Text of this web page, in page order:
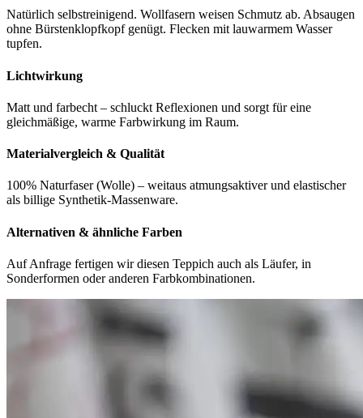
Natürlich selbstreinigend. Wollfasern weisen Schmutz ab. Absaugen
ohne Bürstenklopfkopf genügt. Flecken mit lauwarmem Wasser
tupfen.
Lichtwirkung
Matt und farbecht – schluckt Reflexionen und sorgt für eine
gleichmäßige, warme Farbwirkung im Raum.
Materialvergleich & Qualität
100% Naturfaser (Wolle) – weitaus atmungsaktiver und elastischer
als billige Synthetik-Massenware.
Alternativen & ähnliche Farben
Auf Anfrage fertigen wir diesen Teppich auch als Läufer, in
Sonderformen oder anderen Farbkombinationen.